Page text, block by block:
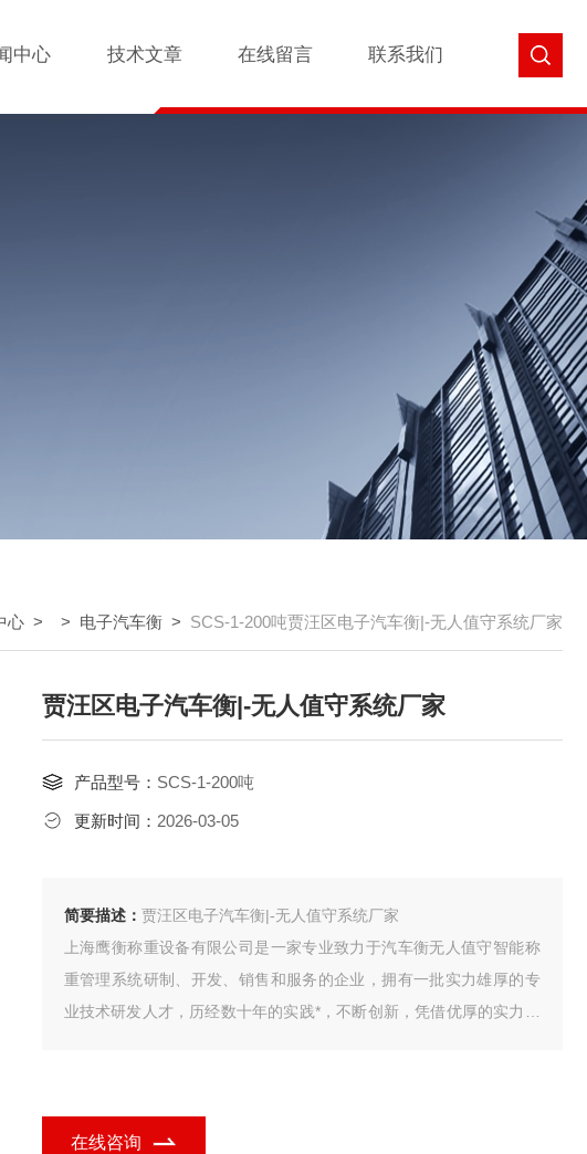
中心 技术文章 在线留言 联系我们
心 > > 电子汽车衡 > SCS-1-200吨贾汪区电子汽车衡|-无人值守系统厂家
贾汪区电子汽车衡|-无人值守系统厂家
产品型号： SCS-1-200吨
更新时间： 2026-03-05
简要描述： 贾汪区电子汽车衡|-无人值守系统厂家
上海鹰衡称重设备有限公司是一家专业致力于汽车衡无人值守智能称
重管理系统研制、开发、销售和服务的企业，拥有一批实力雄厚的专
业技术研发人才，历经数十年的实践*，不断创新，凭借优厚的实力为
在线咨询